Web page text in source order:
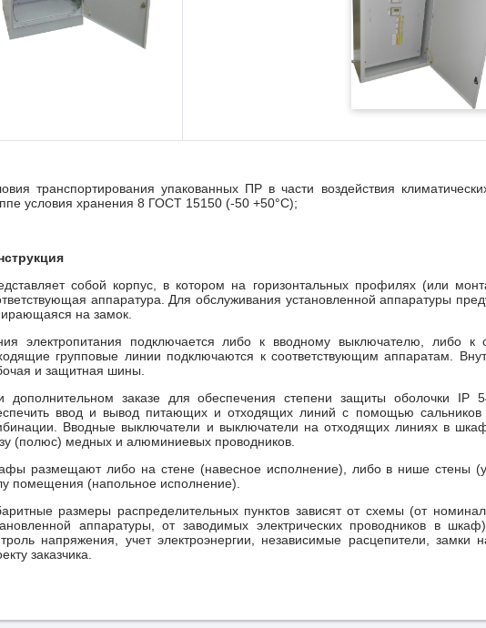
транспортирования упакованных ПР в части воздействия
условия хранения 8 ГОСТ 15150 (-50 +50°С);
собой корпус, в котором на горизонтальных профилях (или
аппаратура. Для обслуживания установленной аппаратуры
на замок.
электропитания подключается либо к вводному выключателю, либо к
групповые линии подключаются к соответствующим аппаратам.
и защитная шины.
дополнительном заказе для обеспечения степени защиты оболочки IP
ввод и вывод питающих и отходящих линий с помощью сальников
Вводные выключатели и выключатели на отходящих линиях в
(полюс) медных и алюминиевых проводников.
размещают либо на стене (навесное исполнение), либо в нише стены
помещения (напольное исполнение).
размеры распределительных пунктов зависят от схемы (от
аппаратуры, от заводимых электрических проводников в
напряжения, учет электроэнергии, независимые расцепители,
заказчика.